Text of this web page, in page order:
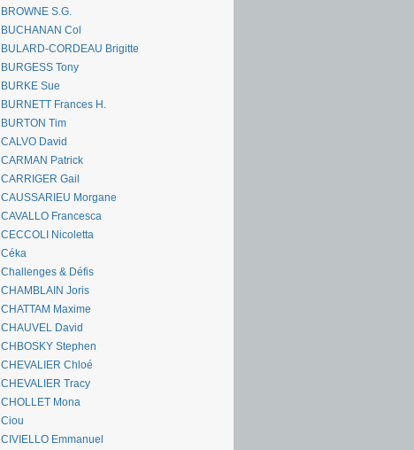
BROWNE S.G.
BUCHANAN Col
BULARD-CORDEAU Brigitte
BURGESS Tony
BURKE Sue
BURNETT Frances H.
BURTON Tim
CALVO David
CARMAN Patrick
CARRIGER Gail
CAUSSARIEU Morgane
CAVALLO Francesca
CECCOLI Nicoletta
Céka
Challenges & Défis
CHAMBLAIN Joris
CHATTAM Maxime
CHAUVEL David
CHBOSKY Stephen
CHEVALIER Chloé
CHEVALIER Tracy
CHOLLET Mona
Ciou
CIVIELLO Emmanuel